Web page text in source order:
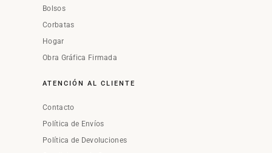
Bolsos
Corbatas
Hogar
Obra Gráfica Firmada
ATENCIÓN AL CLIENTE
Contacto
Política de Envíos
Política de Devoluciones